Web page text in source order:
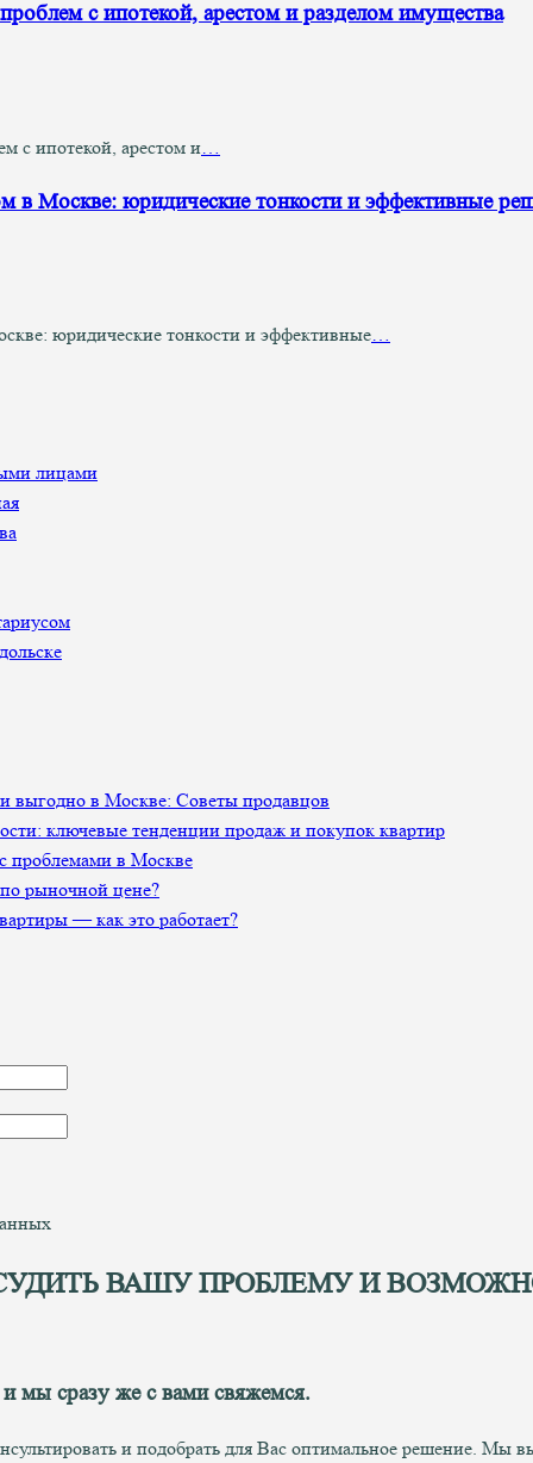
с ипотекой, арестом и разделом имущества
с ипотекой, арестом и
в Москве: юридические тонкости и эффективные
юридические тонкости и эффективные…
лицами
выгодно в Москве: Советы продавцов
ключевые тенденции продаж и покупок квартир
проблемами в Москве
рыночной цене?
— как это работает?
ВАШУ ПРОБЛЕМУ И
и мы сразу же с вами свяжемся.
и подобрать для Вас оптимальное решение. Мы